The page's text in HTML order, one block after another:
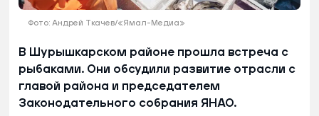
Фото: Андрей Ткачев/«Ямал-Медиа»
В Шурышкарском районе прошла встреча с
рыбаками. Они обсудили развитие отрасли с
главой района и председателем
Законодательного собрания ЯНАО.